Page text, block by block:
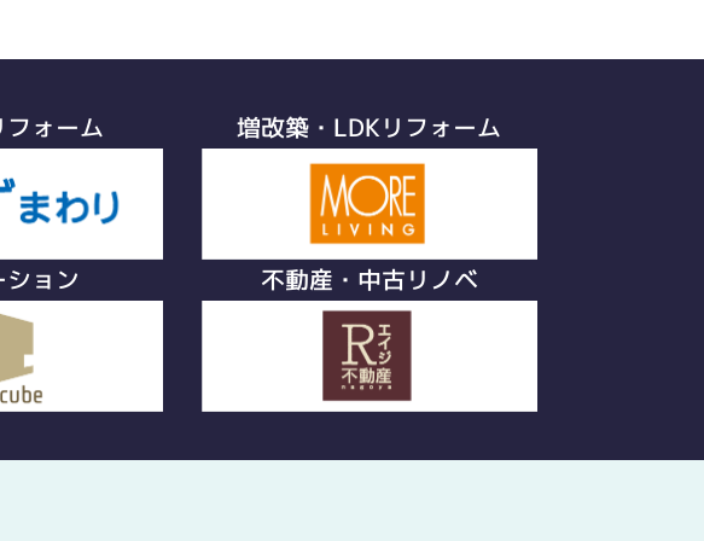
ォーム 増改築・LDKリフォーム
ション 不動産・中古リノベ